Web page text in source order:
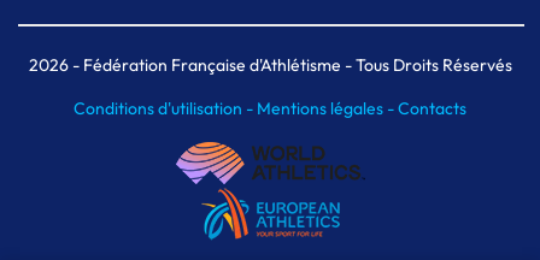
Meeting de Paris indoor
MAIF Ekiden de Paris
2026- Fédération Française d'Athlétisme - Tous Droits Réservés
Conditions d'utilisation - Mentions légales -Contacts